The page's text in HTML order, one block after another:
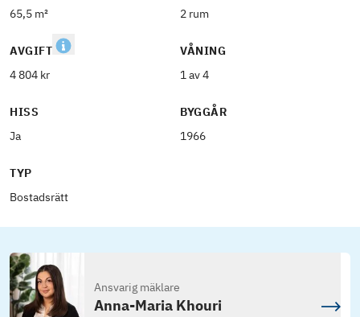
65,5 m²
2 rum
AVGIFT
4 804 kr
VÅNING
1 av 4
HISS
Ja
BYGGÅR
1966
TYP
Bostadsrätt
Ansvarig mäklare
Anna-Maria Khouri